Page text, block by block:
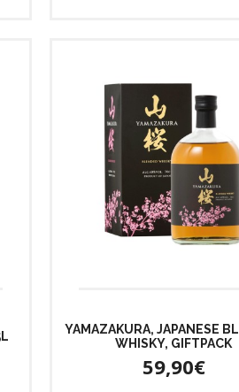
YAMAZAKURA, JAPANESE
WHISKY, GIFTPACK
59,90€